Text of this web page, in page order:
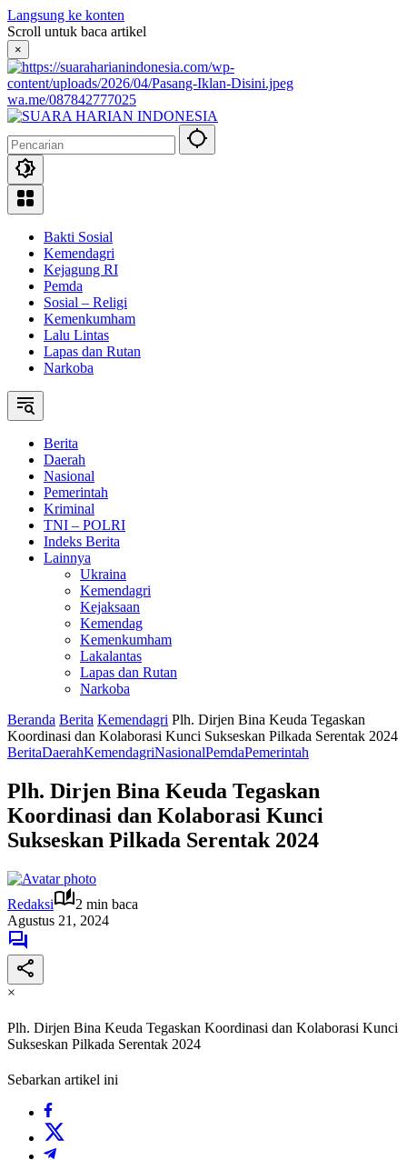
Langsung ke konten
Scroll untuk baca artikel
×
wa.me/087842777025
Bakti Sosial
Kemendagri
Kejagung RI
Pemda
Sosial – Religi
Kemenkumham
Lalu Lintas
Lapas dan Rutan
Narkoba
Berita
Daerah
Nasional
Pemerintah
Kriminal
TNI – POLRI
Indeks Berita
Lainnya
Ukraina
Kemendagri
Kejaksaan
Kemendag
Kemenkumham
Lakalantas
Lapas dan Rutan
Narkoba
Beranda Berita Kemendagri Plh. Dirjen Bina Keuda Tegaskan
Koordinasi dan Kolaborasi Kunci Sukseskan Pilkada Serentak 2024
BeritaDaerahKemendagriNasionalPemdaPemerintah
Plh. Dirjen Bina Keuda Tegaskan
Koordinasi dan Kolaborasi Kunci
Sukseskan Pilkada Serentak 2024
Redaksi
2 min baca
Agustus 21, 2024
×
Plh. Dirjen Bina Keuda Tegaskan Koordinasi dan Kolaborasi Kunci
Sukseskan Pilkada Serentak 2024
Sebarkan artikel ini